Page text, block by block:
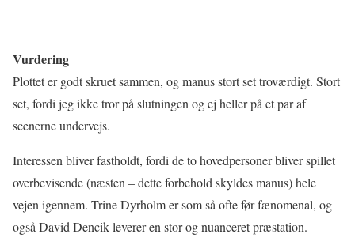
Vurdering
Plottet er godt skruet sammen, og manus stort set troværdigt. Stort
set, fordi jeg ikke tror på slutningen og ej heller på et par af
scenerne undervejs.
Interessen bliver fastholdt, fordi de to hovedpersoner bliver spillet
overbevisende (næsten – dette forbehold skyldes manus) hele
vejen igennem. Trine Dyrholm er som så ofte før fænomenal, og
også David Dencik leverer en stor og nuanceret præstation.